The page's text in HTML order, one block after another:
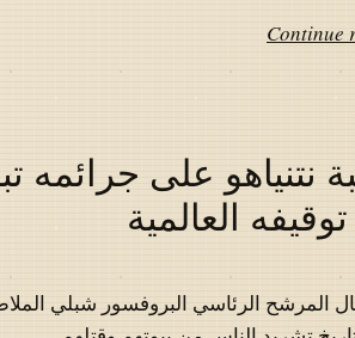
Continue
نتنياهو على جرائمه
العالمية
المرشح الرئاسي البروفسور شبلي